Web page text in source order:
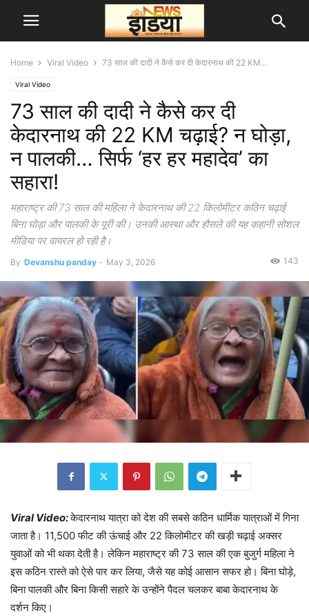
Home Viral Video 73 साल की दादी ने कैसे कर दी केदारनाथ की 22 KM...
Viral Video
73 साल की दादी ने कैसे कर दी
केदारनाथ की 22 KM चढ़ाई? न घोड़ा,
न पालकी… सिर्फ ‘हर हर महादेव’ का
सहारा!
महाराष्ट्र की 73 साल की महिला ने केदारनाथ की 22 किलोमीटर कठिन चढ़ाई
बिना घोड़ा और पालकी के पूरी की। उनकी आस्था और हौसले की यह कहानी सोशल
मीडिया पर वायरल हो रही है।
By Devanshu panday - May 3, 2026 143
Viral Video:केदारनाथ यात्रा को देश की सबसे कठिन धार्मिक यात्राओं में गिना
जाता है। 11,500 फीट की ऊंचाई और 22 किलोमीटर की खड़ी चढ़ाई अक्सर
युवाओं को भी थका देती है। लेकिन महाराष्ट्र की 73 साल की एक बुजुर्ग महिला ने
इस कठिन रास्ते को ऐसे पार कर लिया, जैसे यह कोई आसान सफर हो। बिना घोड़े,
बिना पालकी और बिना किसी सहारे के उन्होंने पैदल चलकर बाबा केदारनाथ के
दर्शन किए।